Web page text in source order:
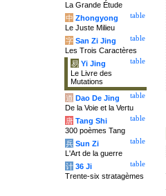
La Grande Étude
table
中 Zhongyong
Le Juste Milieu
table
字 San Zi Jing
Les Trois Caractères
table
易 Yi Jing
Le Livre des
Mutations
table
道 Dao De Jing
De la Voie et la Vertu
table
唐 Tang Shi
300 poèmes Tang
table
兵 Sun Zi
L'Art de la guerre
table
计 36 Ji
Trente-six stratagèmes